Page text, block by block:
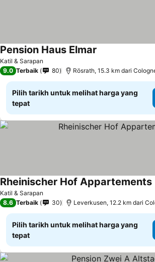
Katil & Sarapan
Pension Haus Elmar
9.0 Terbaik 80 Rösrath, 15.3 km dari
Pilih tarikh untuk melihat harga yang
tepat
Katil & Sarapan
Rheinischer Hof Appartements
8.6 Terbaik 30 Leverkusen, 12.2 km dari
Pilih tarikh untuk melihat harga yang
tepat